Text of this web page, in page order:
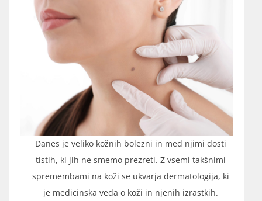
Danes je veliko kožnih bolezni in med njimi dosti
tistih, ki jih ne smemo prezreti. Z vsemi takšnimi
spremembami na koži se ukvarja dermatologija, ki
je medicinska veda o koži in njenih izrastkih.